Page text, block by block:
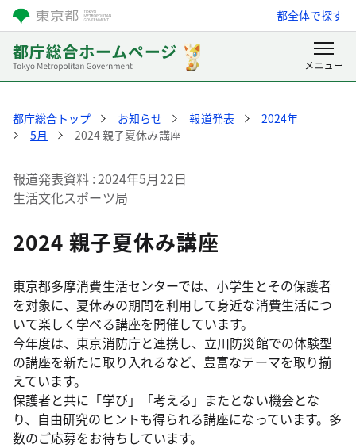
都全体で探す
都庁総合トップ お知らせ 報道発表
2024年
5月
2024 親子夏休み講座
報道発表資料 2024年5月22日
生活文化スポーツ局
2024 親子夏休み講座
東京都多摩消費生活センターでは、小学生とその保護者
を対象に、夏休みの期間を利用して身近な消費生活につ
いて楽しく学べる講座を開催しています。
今年度は、東京消防庁と連携し、立川防災館での体験型
の講座を新たに取り入れるなど、豊富なテーマを取り揃
えています。
保護者と共に「学び」「考える」またとない機会とな
り、自由研究のヒントも得られる講座になっています。多
数のご応募をお待ちしています。